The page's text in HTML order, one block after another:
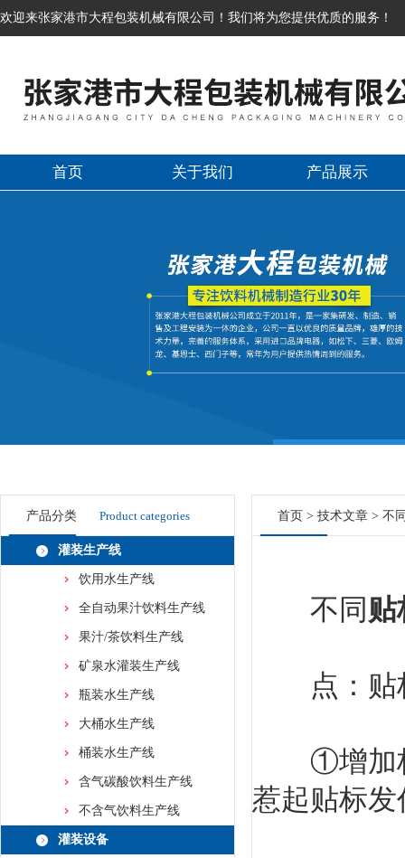
欢迎来张家港市大程包装机械有限公司！我们将为您提供优质的服务！
首页 关于我们 产品展示
产品分类 Product categories
灌装生产线
饮用水生产线
全自动果汁饮料生产线
果汁/茶饮料生产线
矿泉水灌装生产线
瓶装水生产线
大桶水生产线
桶装水生产线
含气碳酸饮料生产线
不含气饮料生产线
灌装设备
首页 > 技术文章 > 不
不同 贴
点：贴标
①增加标
惹起贴标